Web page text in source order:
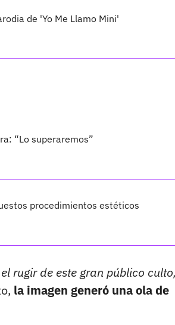
de 'Yo Me Llamo Mini'
“Lo superaremos”
procedimientos estéticos
rugir de este gran público
la imagen generó una ola de